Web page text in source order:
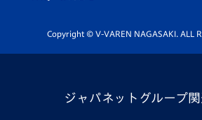
ホームタウン活動
Copyright © V-VAREN NAGASAKI. ALL
ジャパネットグループ